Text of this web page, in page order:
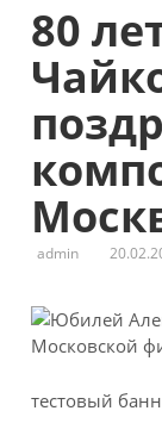
80
admin
тестовый